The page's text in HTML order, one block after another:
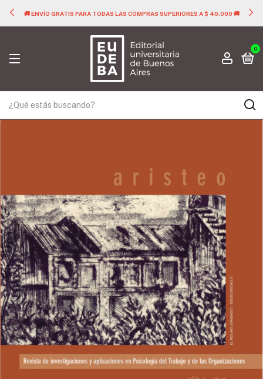
🚚 ENVÍO GRATIS PARA TODAS LAS COMPRAS SUPERIORES A $ 40.000 🚚
0